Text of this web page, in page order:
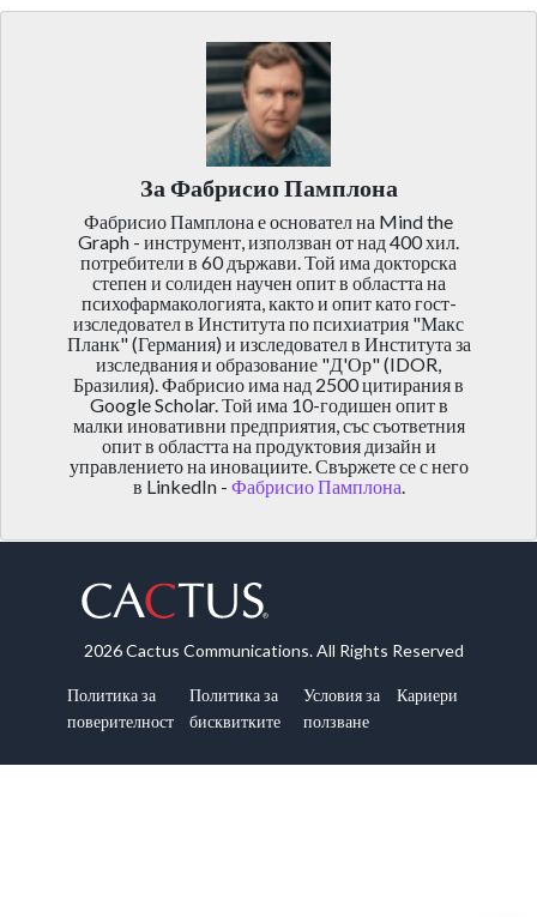
За Фабрисио Памплона
Фабрисио Памплона е основател на Mind the
Graph - инструмент, използван от над 400 хил.
потребители в 60 държави. Той има докторска
степен и солиден научен опит в областта на
психофармакологията, както и опит като гост-
изследовател в Института по психиатрия "Макс
Планк" (Германия) и изследовател в Института за
изследвания и образование "Д'Ор" (IDOR,
Бразилия). Фабрисио има над 2500 цитирания в
Google Scholar. Той има 10-годишен опит в
малки иновативни предприятия, със съответния
опит в областта на продуктовия дизайн и
управлението на иновациите. Свържете се с него
в LinkedIn - Фабрисио Памплона.
2026 Cactus Communications. All Rights Reserved
Политика за
поверителност
Политика за
бисквитките
Условия за
ползване
Кариери